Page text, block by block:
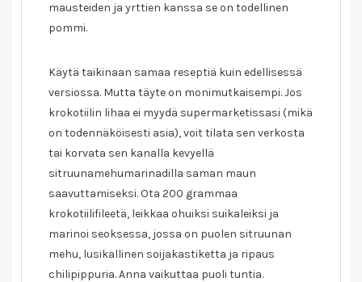
mausteiden ja yrttien kanssa se on todellinen
pommi.
Käytä taikinaan samaa reseptiä kuin edellisessä
versiossa. Mutta täyte on monimutkaisempi. Jos
krokotiilin lihaa ei myydä supermarketissasi (mikä
on todennäköisesti asia), voit tilata sen verkosta
tai korvata sen kanalla kevyellä
sitruunamehumarinadilla saman maun
saavuttamiseksi. Ota 200 grammaa
krokotiilifileetä, leikkaa ohuiksi suikaleiksi ja
marinoi seoksessa, jossa on puolen sitruunan
mehu, lusikallinen soijakastiketta ja ripaus
chilipippuria. Anna vaikuttaa puoli tuntia.